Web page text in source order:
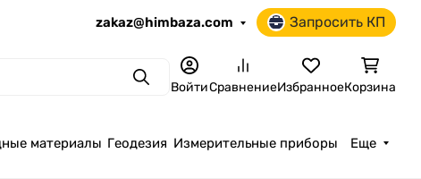
zakaz@himbaza.com Запросить КП
ПоискВойтиСравнениеИзбранноеКорзина
материалы Геодезия Измерительные приборы Еще